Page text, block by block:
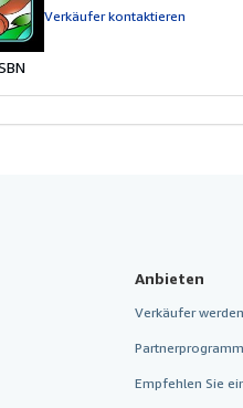
Verkäufer kontaktieren
Anbieten
Verkäufer werden
Partnerprogramm
Empfehlen Sie